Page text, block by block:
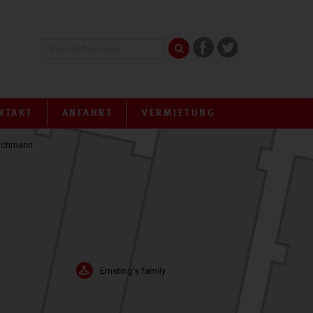
ANFAHRT VERMIETUNG
Ernsting's family